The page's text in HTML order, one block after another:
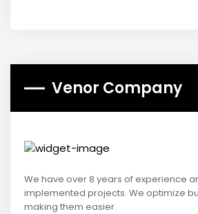
Venor Company
We have over 8 years of experience
implemented projects. We optimize
making them easier.